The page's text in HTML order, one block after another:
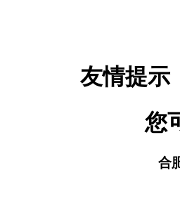
友情提示
您
合